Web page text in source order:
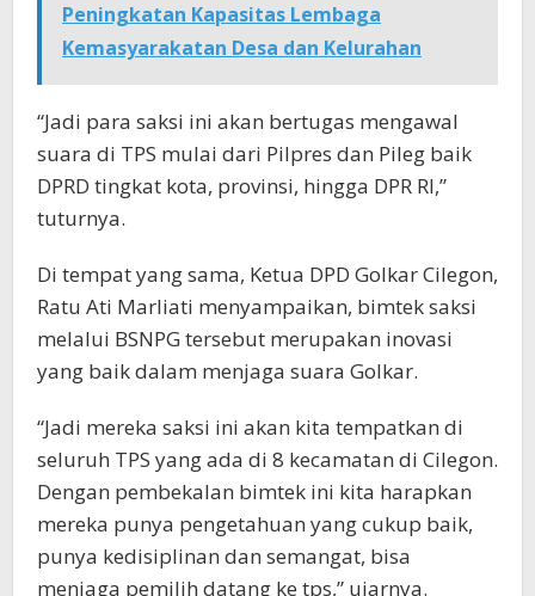
Peningkatan Kapasitas Lembaga
Kemasyarakatan Desa dan Kelurahan
“Jadi para saksi ini akan bertugas mengawal
suara di TPS mulai dari Pilpres dan Pileg baik
DPRD tingkat kota, provinsi, hingga DPR RI,”
tuturnya.
Di tempat yang sama, Ketua DPD Golkar Cilegon,
Ratu Ati Marliati menyampaikan, bimtek saksi
melalui BSNPG tersebut merupakan inovasi
yang baik dalam menjaga suara Golkar.
“Jadi mereka saksi ini akan kita tempatkan di
seluruh TPS yang ada di 8 kecamatan di Cilegon.
Dengan pembekalan bimtek ini kita harapkan
mereka punya pengetahuan yang cukup baik,
punya kedisiplinan dan semangat, bisa
menjaga pemilih datang ke tps,” ujarnya.